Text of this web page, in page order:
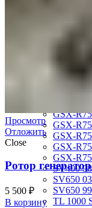
GSX-
GSX-
GSX-
GSX-
GSX-
GSX-
GSX-
GSX-
GSX-
GSX-
SV400
SV650
SV650
TL 1000
Просмотр
Отложить
Close
Ротор
5 500 ₽
В корзину